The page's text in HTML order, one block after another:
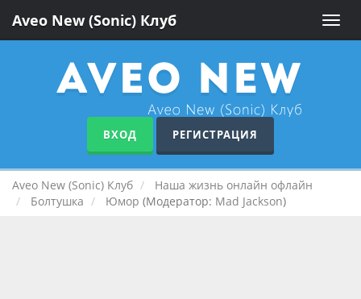
Toggle
Aveo New (Sonic) Клуб
ВХОД РЕГИСТРАЦИЯ
Aveo New (Sonic) Клуб
Наша жизнь онлайн офлайн
Болтушка
Юмор (Модератор: Mad Jackson)